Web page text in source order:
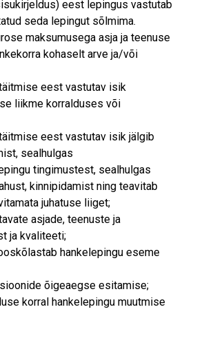
eest lepingus vastutab
seda lepingut sõlmima.
maksumusega asja ja teenuse
kohaselt arve ja/või
eest vastutav isik
liikme korralduses või
eest vastutav isik jälgib
sealhulgas
tingimustest, sealhulgas
kinnipidamist ning teavitab
juhatuse liiget;
asjade, teenuste ja
ja kvaliteeti;
hankelepingu eseme
õigeaegse esitamise;
korral hankelepingu muutmise